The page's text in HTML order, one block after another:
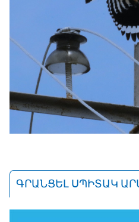
ԳՐԱՆՑԵԼ ՍՊԻՏԱԿ